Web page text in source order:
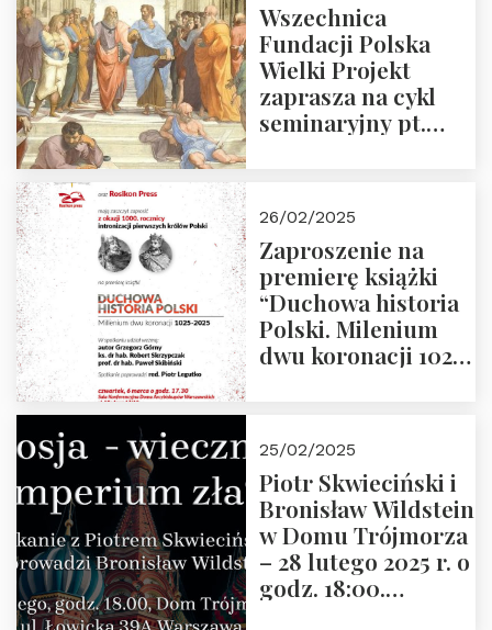
Wszechnica
Fundacji Polska
Wielki Projekt
zaprasza na cykl
seminaryjny pt.
26/02/2025
Zaproszenie na
premierę książki
“Duchowa historia
Polski. Milenium
dwu koronacji 1025-
2025 r. godz. 17:30,
DAW ul. Miodowa
17/19
25/02/2025
Piotr Skwieciński i
Bronisław Wildstein
w Domu Trójmorza
– 28 lutego 2025 r. o
godz. 18:00.